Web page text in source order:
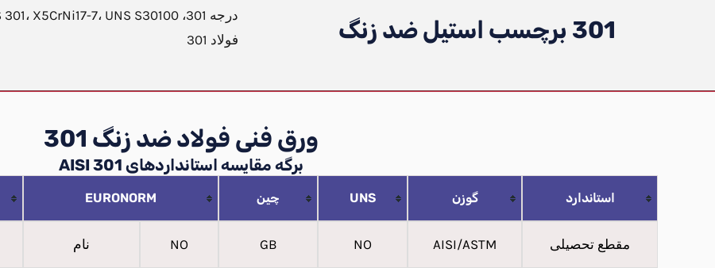
301 برچسب استیل ضد زنگ
فولاد 301
ورق فنی فولاد ضد زنگ 301
برگه مقایسه استانداردهای AISI 301
استاندارد گوزن UNS چین EURONORM
مقطع تحصیلی AISI/ASTM
NO
GB
NO نام